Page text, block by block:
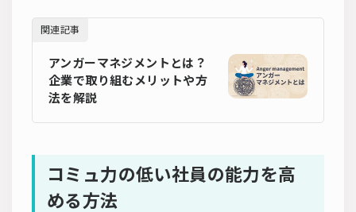
関連記事
アンガーマネジメントとは？
企業で取り組むメリットや方
法を解説
コミュ力の低い社員の能力を高
める方法